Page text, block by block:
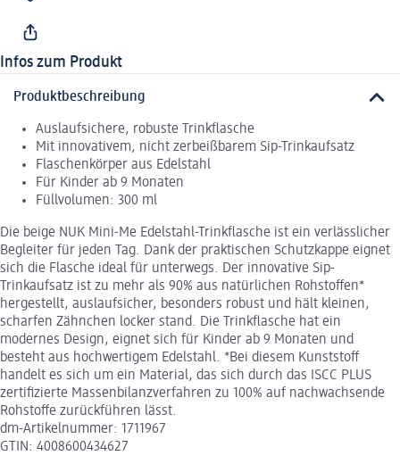
Infos zum Produkt
Produktbeschreibung
Auslaufsichere, robuste Trinkflasche
Mit innovativem, nicht zerbeißbarem Sip-Trinkaufsatz
Flaschenkörper aus Edelstahl
Für Kinder ab 9 Monaten
Füllvolumen: 300 ml
Die beige NUK Mini-Me Edelstahl-Trinkflasche ist ein verlässlicher
Begleiter für jeden Tag. Dank der praktischen Schutzkappe eignet
sich die Flasche ideal für unterwegs. Der innovative Sip-
Trinkaufsatz ist zu mehr als 90% aus natürlichen Rohstoffen*
hergestellt, auslaufsicher, besonders robust und hält kleinen,
scharfen Zähnchen locker stand. Die Trinkflasche hat ein
modernes Design, eignet sich für Kinder ab 9 Monaten und
besteht aus hochwertigem Edelstahl. *Bei diesem Kunststoff
handelt es sich um ein Material, das sich durch das ISCC PLUS
zertifizierte Massenbilanzverfahren zu 100% auf nachwachsende
Rohstoffe zurückführen lässt.
dm-Artikelnummer: 1711967
GTIN: 4008600434627